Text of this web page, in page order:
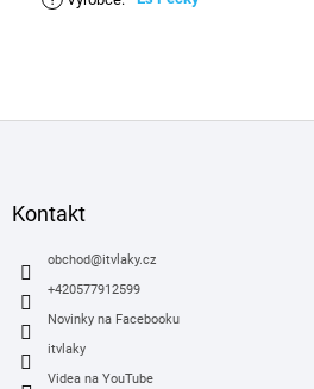
Kontakt
obchod@itvlaky.cz
+420577912599
Novinky na Facebooku
itvlaky
Videa na YouTube